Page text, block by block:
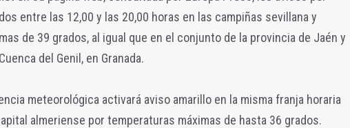
entre las 12,00 y las 20,00 horas en las campiñas sevillana y
de 39 grados, al igual que en el conjunto de la provincia de Jaén y
del Genil, en Granada.
meteorológica activará aviso amarillo en la misma franja horaria
almeriense por temperaturas máximas de hasta 36 grados.